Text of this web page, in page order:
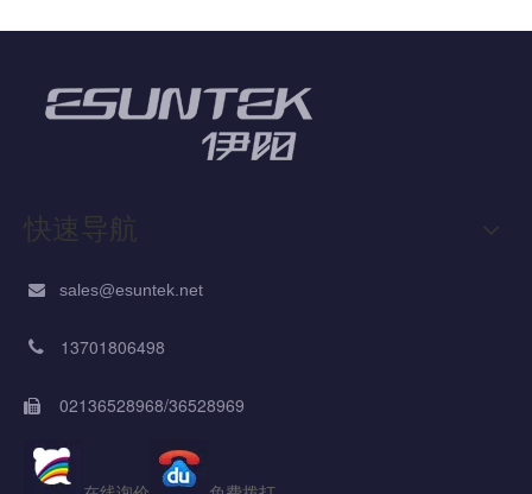
快速导航
 sales@esuntek.net
 13701806498
 02136528968/36528969